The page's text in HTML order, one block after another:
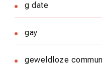
g date
gay
geweldloze